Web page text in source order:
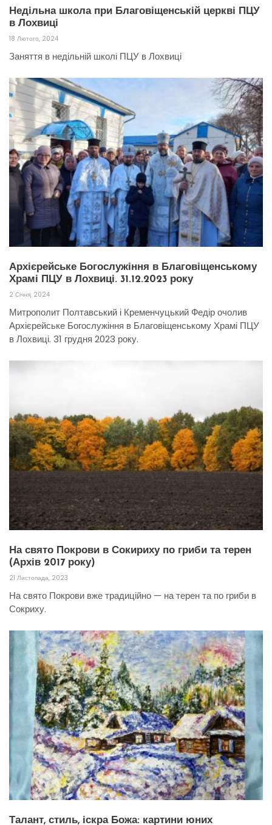
Недільна школа при Благовіщенській церкві ПЦУ
в Лохвиці
18 Лютого, 2024
Заняття в недільній школі ПЦУ в Лохвиці
Архієрейське Богослужіння в Благовіщенському
Храмі ПЦУ в Лохвиці. 31.12.2023 року
2 Січня, 2024
Митрополит Полтавський і Кременчуцький Федір очолив
Архієрейське Богослужіння в Благовіщенському Храмі ПЦУ
в Лохвиці. 31 грудня 2023 року.
На свято Покрови в Сокириху по гриби та терен
(Архів 2017 року)
21 Листопада, 2023
На свято Покрови вже традиційно — на терен та по гриби в
Сокриху.
Талант, стиль, іскра Божа: картини юних